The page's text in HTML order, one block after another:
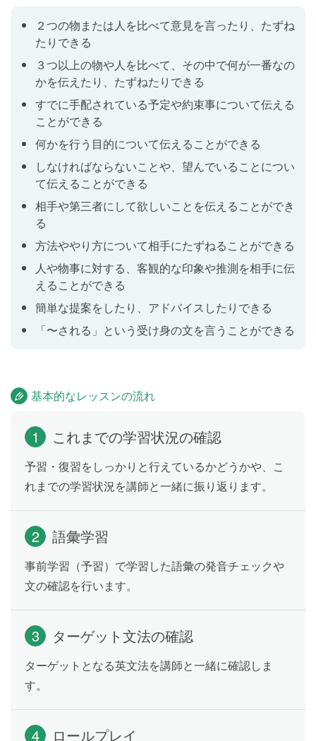
「それはこの辺りで一番大きな建物です」のように、
３つ以上の物や人を比べて、その中で何が一番なのか
を伝えられるようになります。
Lesson 10 形容詞の最上級（most ~型）
「この本が一番おもしろいと思います」のように、３
つ以上の物や人を比べて、その中で何が一番なのかを
伝えられるようになります。
Lesson 11 副詞の最上級（-est型）
「彼はクラスで一番早く走ります」のように、３人以
るようになります。
Lesson 12 副詞の最上級（most ~型）
Lesson 13 whatを使った最上級の疑問文
る特定の範囲の中で「なに」が一番なのかをたずねる
ことができるようになります。
Lesson 14 like ~ the bestを使った文
「〜が一番好きです」のように、「なに」が一番好き
なのかを伝えられるようになります。
Lesson 15
「クラスで一番背が高い生徒」「最高の思い出」のよ
うに、一番のものや人ついて伝えることができるよう
Lesson 16 原級比較 as ~ as …
２つの物または人を比べて意見を言ったり、たずね
たりできる
３つ以上の物や人を比べて、その中で何が一番なの
かを伝えたり、たずねたりできる
すでに手配されている予定や約束事について伝える
ことができる
何かを行う目的について伝えることができる
しなければならないことや、望んでいることについ
て伝えることができる
相手や第三者にして欲しいことを伝えることができ
る
方法ややり方について相手にたずねることができる
人や物事に対する、客観的な印象や推測を相手に伝
えることができる
簡単な提案をしたり、アドバイスしたりできる
「〜される」という受け身の文を言うことができる
基本的なレッスンの流れ
1 これまでの学習状況の確認
予習・復習をしっかりと行えているかどうかや、こ
れまでの学習状況を講師と一緒に振り返ります。
2 語彙学習
事前学習（予習）で学習した語彙の発音チェックや
文の確認を行います。
3 ターゲット文法の確認
ターゲットとなる英文法を講師と一緒に確認しま
す。
4 ロールプレイ